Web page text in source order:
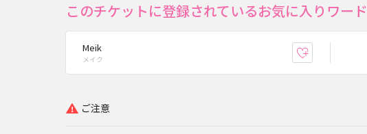
このチケットに登録されているお気に入りワード
Meik
メイク
ご注意